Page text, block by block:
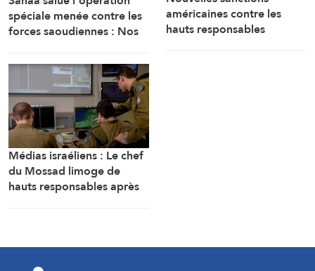
spéciale menée contre les
forces saoudiennes : Nos
américaines contre les
hauts responsables
Médias israéliens : Le chef
du Mossad limoge de
hauts responsables après